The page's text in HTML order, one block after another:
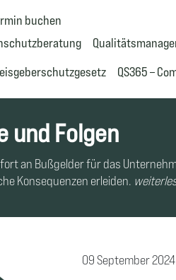
buchen
QS365 –
und Folgen
an Bußgelder für das
Konsequenzen erleiden.
09 September 2024